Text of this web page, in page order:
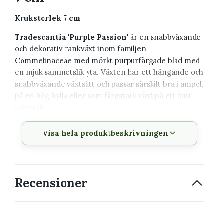
Krukstorlek 7 cm
Tradescantia 'Purple Passion' är en snabbväxande
och dekorativ rankväxt inom familjen
Commelinaceae med mörkt purpurfärgade blad med
en mjuk sammetslik yta. Växten har ett hängande och
snabbväxande växtsätt och passar särskilt bra i ampel,
på en hög hylla eller som färgstark växt på ett ljust
Växtbeskrivning
Visa hela produktbeskrivningen
Recensioner